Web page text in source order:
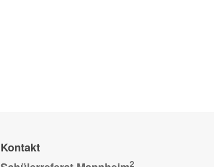
Kontakt
2